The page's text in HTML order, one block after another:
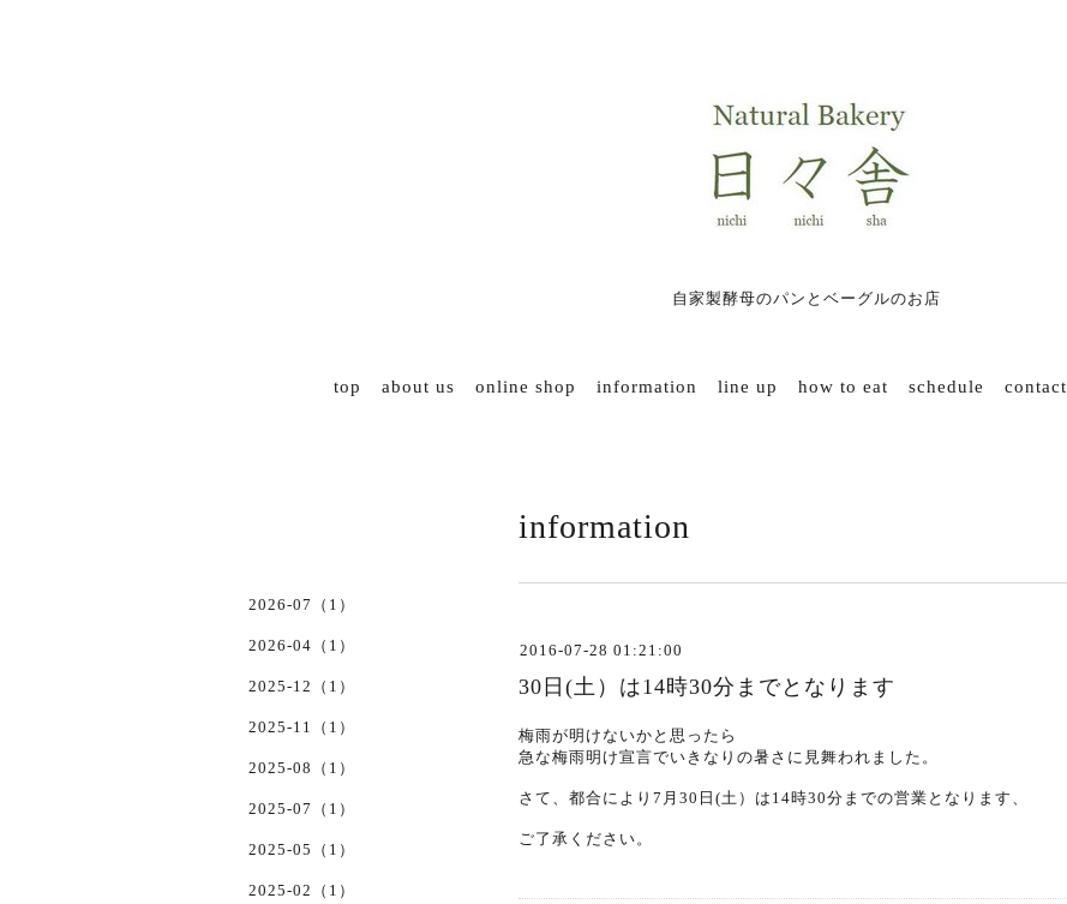
自家製酵母のパンとベーグルのお店
top about us online shop information line up how to eat schedule contact
information
2016-07-28 01:21:00
30日(土）は14時30分までとなります
梅雨が明けないかと思ったら
急な梅雨明け宣言でいきなりの暑さに見舞われました。
さて、都合により7月30日(土）は14時30分までの営業となります、
ご了承ください。
2026-07（1）
2026-04（1）
2025-12（1）
2025-11（1）
2025-08（1）
2025-07（1）
2025-05（1）
2025-02（1）